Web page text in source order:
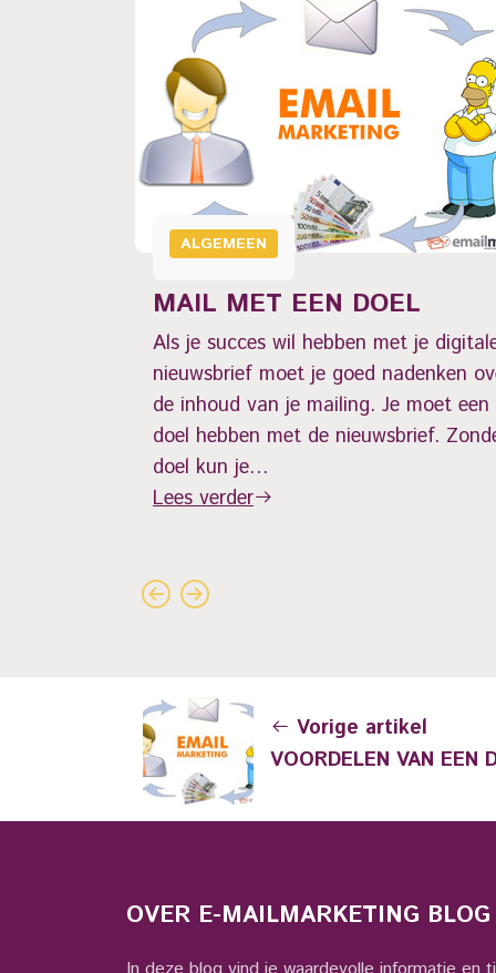
ALGEMEEN
MAIL MET EEN DOEL
Als je succes wil hebben met je
nieuwsbrief moet je goed nadenken
de inhoud van je mailing. Je moet een
doel hebben met de nieuwsbrief.
doel kun je…
Lees verder
Vorige artikel
VOORDELEN VAN EEN
OVER E-MAILMARKETING BLOG